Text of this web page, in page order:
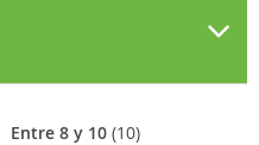
Entre 8 y 10(10)